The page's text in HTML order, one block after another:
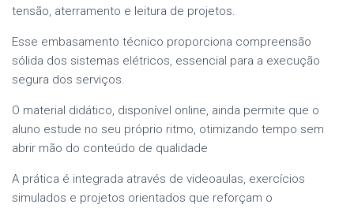
tensão, aterramento e leitura de projetos.
Esse embasamento técnico proporciona compreensão
sólida dos sistemas elétricos, essencial para a execução
segura dos serviços.
O material didático, disponível online, ainda permite que o
aluno estude no seu próprio ritmo, otimizando tempo sem
abrir mão do conteúdo de qualidade
A prática é integrada através de videoaulas, exercícios
simulados e projetos orientados que reforçam o